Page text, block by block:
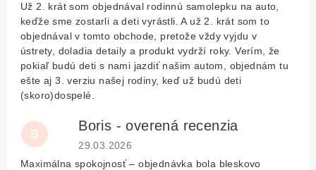
Už 2. krát som objednával rodinnú samolepku na auto,
keďže sme zostarli a deti vyrástli. A už 2. krát som to
objednával v tomto obchode, pretože vždy vyjdu v
ústrety, doladia detaily a produkt vydrží roky. Verím, že
pokiaľ budú deti s nami jazdiť našim autom, objednám tu
ešte aj 3. verziu našej rodiny, keď už budú deti
(skoro)dospelé.
B
Boris - overená recenzia
Hodnocení obchodu je 5 z 5 hvězdiček.
29.03.2026
Maximálna spokojnosť – objednávka bola bleskovo